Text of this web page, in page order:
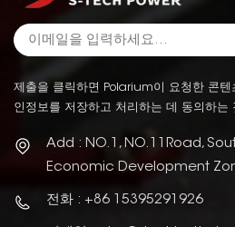
제출을 클릭하면 Polarium이 요청한 콘텐
인정보를 저장하고 처리하는 데 동의하는
Add : NO.1, NO.11Road,
Economic Development
전화 : +86 15395291926